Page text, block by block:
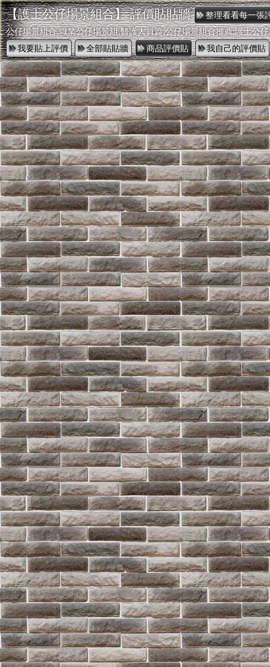
【護士公仔場景組合】 評價貼貼牆
公仔場景組合,職業公仔場景組,醫護人員篇,公仔場景組合推薦,護士公